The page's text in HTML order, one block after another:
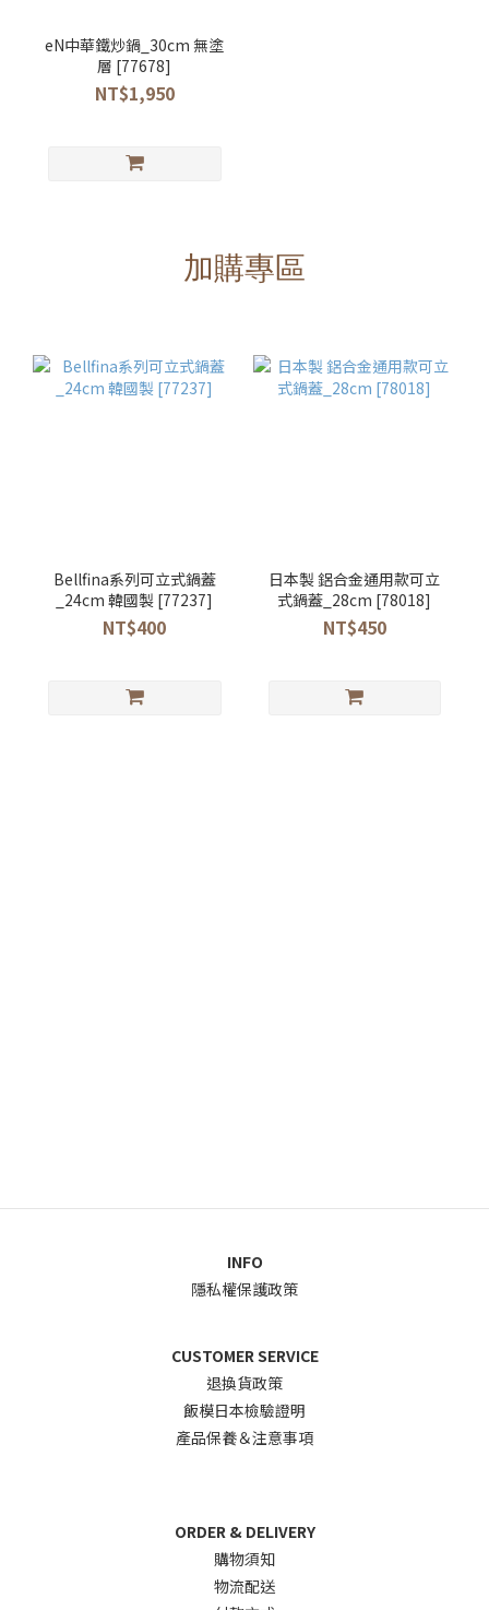
eN中華鐵炒鍋_30cm 無塗
層 [77678]
NT$1,950
加購專區
Bellfina系列可立式鍋蓋
_24cm 韓國製 [77237]
NT$400
日本製 鋁合金通用款可立
式鍋蓋_28cm [78018]
NT$450
INFO
隱私權保護政策
CUSTOMER SERVICE
退換貨政策
飯模日本檢驗證明
產品保養＆注意事項
ORDER & DELIVERY
購物須知
物流配送